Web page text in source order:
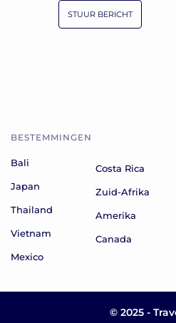
STUUR BERICHT
BESTEMMINGEN
Bali
Japan
Thailand
Vietnam
Mexico
Costa Rica
Zuid-Afrika
Amerika
Canada
© 2025 -